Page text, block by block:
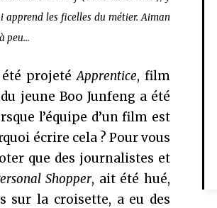
apprend les ficelles du métier. Aiman
peu…
projeté Apprentice, film
jeune Boo Junfeng a été
l’équipe d’un film est
écrire cela ? Pour vous
que des journalistes et
Shopper, ait été hué,
sur la croisette, a eu des